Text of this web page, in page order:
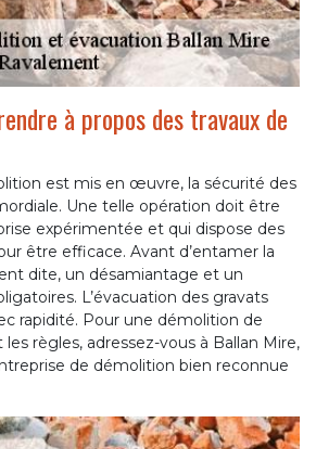
à propos des travaux de
est mis en œuvre, la sécurité des
Une telle opération doit être
expérimentée et qui dispose des
être efficace. Avant d’entamer la
dite, un désamiantage et un
L’évacuation des gravats
rapidité. Pour une démolition de
règles, adressez-vous à Ballan Mire,
de démolition bien reconnue